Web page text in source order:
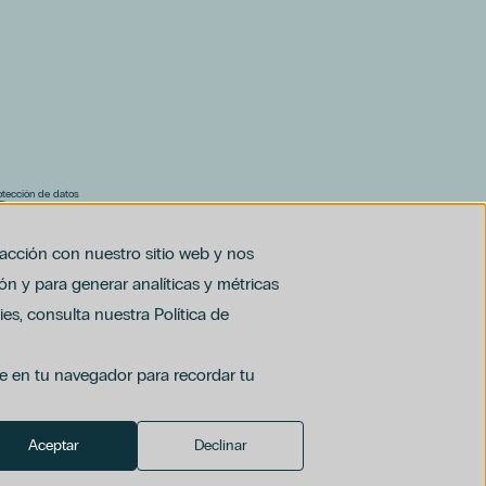
con nuestro sitio web y nos
y para generar analíticas y métricas
consulta nuestra Política de
en tu navegador para recordar tu
Aceptar Declinar
de datos